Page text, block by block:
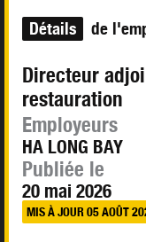
Détails de
Directeur
restauration
Employeurs
HA LONG BAY
Publiée le
20 mai 2026
MIS À JOUR 05 AOÛT